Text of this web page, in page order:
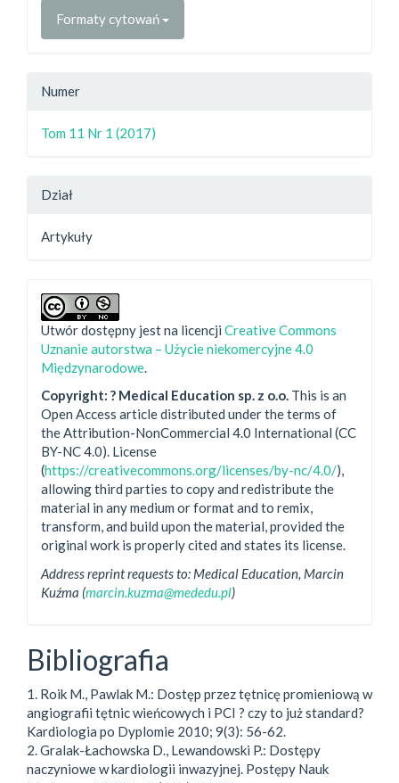
Formaty cytowań
Numer
Tom 11 Nr 1 (2017)
Dział
Artykuły
Utwór dostępny jest na licencji Creative Commons
Uznanie autorstwa – Użycie niekomercyjne 4.0
Międzynarodowe.
Copyright: ? Medical Education sp. z o.o. This is an
Open Access article distributed under the terms of
the Attribution-NonCommercial 4.0 International (CC
BY-NC 4.0). License
(https://creativecommons.org/licenses/by-nc/4.0/),
allowing third parties to copy and redistribute the
material in any medium or format and to remix,
transform, and build upon the material, provided the
original work is properly cited and states its license.
Address reprint requests to: Medical Education, Marcin
Kuźma (marcin.kuzma@mededu.pl)
Bibliografia
1. Roik M., Pawlak M.: Dostęp przez tętnicę promieniową w
angiografii tętnic wieńcowych i PCI ? czy to już standard?
Kardiologia po Dyplomie 2010; 9(3): 56-62.
2. Gralak-Łachowska D., Lewandowski P.: Dostępy
naczyniowe w kardiologii inwazyjnej. Postępy Nauk